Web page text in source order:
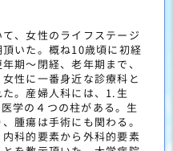
、女性のライフステージ
いた。概ね10歳頃に初経
期～閉経、老年期まで、
性に一番身近な診療科と
。産婦人科には、1.生
学の４つの柱がある。生
腫瘍は手術にも関わる。
科的要素から外科的要素